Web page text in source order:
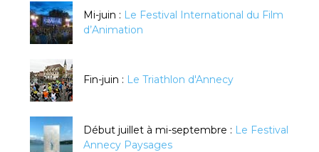
Mi-juin : Le Festival International du Film
d’Animation
Fin-juin : Le Triathlon d'Annecy
Début juillet à mi-septembre : Le Festival
Annecy Paysages